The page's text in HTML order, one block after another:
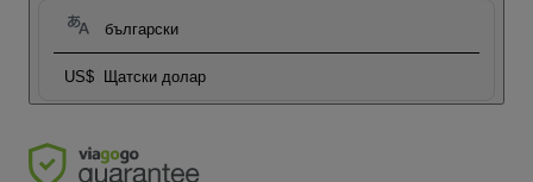
български
US$ Щатски долар